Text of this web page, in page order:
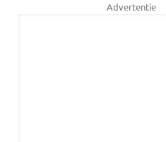
Advertentie